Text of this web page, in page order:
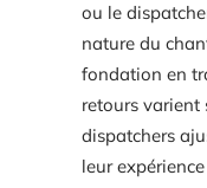
ou le
nature du
fondation en
retours varient
dispatchers
leur